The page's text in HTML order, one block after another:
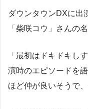
ダウンタウンDXに出
「柴咲コウ」さんの
「最初はドキドキし
演時のエピソードを
ほど仲が良いそうで